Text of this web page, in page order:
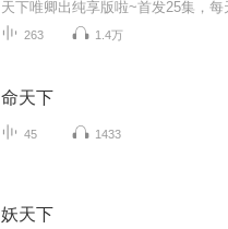
263 1.4万
命天下
45 1433
妖天下